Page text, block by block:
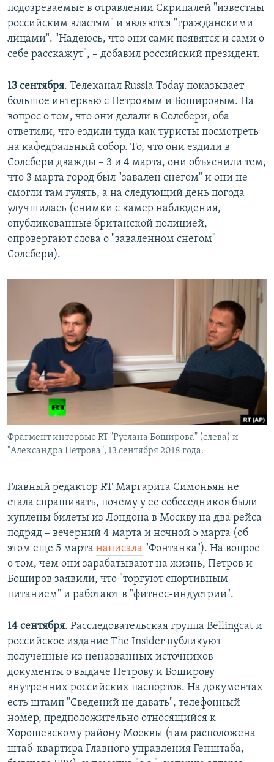
подозреваемые в отравлении Скрипалей "известны
российским властям" и являются "гражданскими
лицами". "Надеюсь, что они сами появятся и сами о
себе расскажут", – добавил российский президент.
13 сентября. Телеканал Russia Today показывает
большое интервью с Петровым и Бошировым. На
вопрос о том, что они делали в Солсбери, оба
ответили, что ездили туда как туристы посмотреть
на кафедральный собор. То, что они ездили в
Солсбери дважды – 3 и 4 марта, они объяснили тем,
что 3 марта город был "завален снегом" и они не
смогли там гулять, а на следующий день погода
улучшилась (снимки с камер наблюдения,
опубликованные британской полицией,
опровергают слова о "заваленном снегом"
Солсбери).
Фрагмент интервью RT "Руслана Боширова" (слева) и
"Александра Петрова", 13 сентября 2018 года.
Главный редактор RT Маргарита Симоньян не
стала спрашивать, почему у ее собеседников были
куплены билеты из Лондона в Москву на два рейса
подряд – вечерний 4 марта и ночной 5 марта (об
этом еще 5 марта написала "Фонтанка"). На вопрос
о том, чем они зарабатывают на жизнь, Петров и
Боширов заявили, что "торгуют спортивным
питанием" и работают в "фитнес-индустрии".
14 сентября. Расследовательская группа Bellingcat и
российское издание The Insider публикуют
полученные из неназванных источников
документы о выдаче Петрову и Боширову
внутренних российских паспортов. На документах
есть штамп "Сведений не давать", телефонный
номер, предположительно относящийся к
Хорошевскому району Москвы (там расположена
штаб-квартира Главного управления Генштаба,